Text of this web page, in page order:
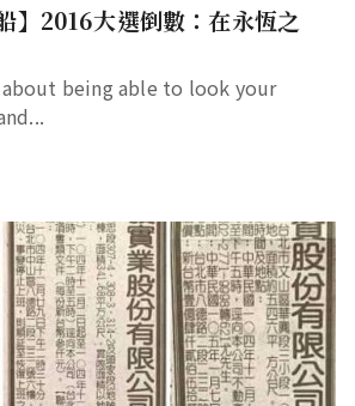
】2016大選倒數：在永恆之
being able to look your